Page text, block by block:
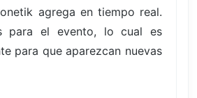
agrega en tiempo real.
para el evento, lo cual es
para que aparezcan nuevas